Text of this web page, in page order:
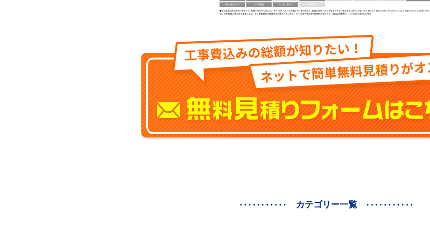
カテゴリー一覧